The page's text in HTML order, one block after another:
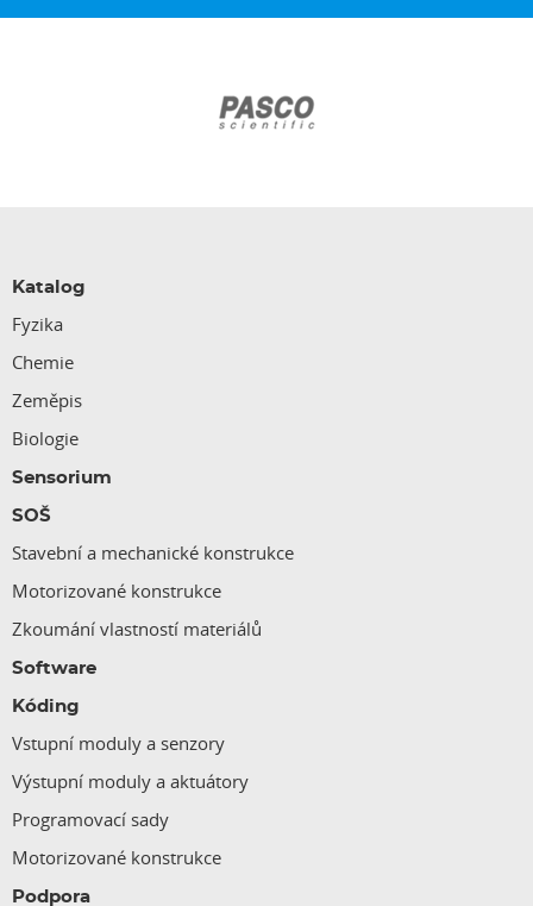
Katalog
Fyzika
Chemie
Zeměpis
Biologie
Sensorium
SOŠ
Stavební a mechanické konstrukce
Motorizované konstrukce
Zkoumání vlastností materiálů
Software
Kóding
Vstupní moduly a senzory
Výstupní moduly a aktuátory
Programovací sady
Motorizované konstrukce
Podpora